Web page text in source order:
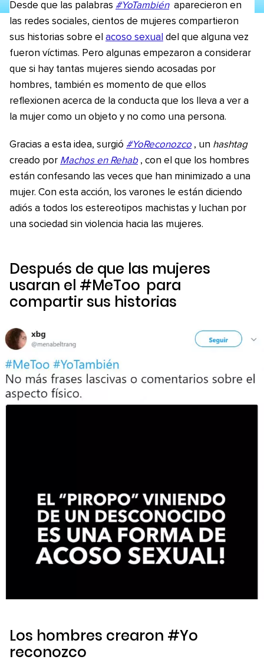
Desde que las palabras #YoTambién aparecieron en
las redes sociales, cientos de mujeres compartieron
sus historias sobre el acoso sexual del que alguna vez
fueron víctimas. Pero algunas empezaron a considerar
que si hay tantas mujeres siendo acosadas por
hombres, también es momento de que ellos
reflexionen acerca de la conducta que los lleva a ver a
la mujer como un objeto y no como una persona.
Gracias a esta idea, surgió #YoReconozco , un hashtag
creado por Machos en Rehab , con el que los hombres
están confesando las veces que han minimizado a una
mujer. Con esta acción, los varones le están diciendo
adiós a todos los estereotipos machistas y luchan por
una sociedad sin violencia hacia las mujeres.
Después de que las mujeres
usaran el #MeToo para
compartir sus historias
Los hombres crearon #Yo
reconozco